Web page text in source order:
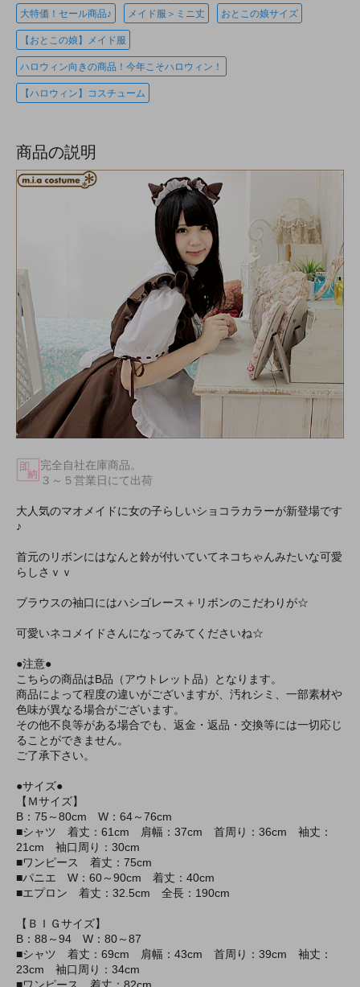
大特価！セール商品♪ メイド服＞ミニ丈 おとこの娘サイズ
【おとこの娘】メイド服
ハロウィン向きの商品！今年こそハロウィン！
【ハロウィン】コスチューム
商品の説明
完全自社在庫商品。
３～５営業日にて出荷
大人気のマオメイドに女の子らしいショコラカラーが新登場です
♪
首元のリボンにはなんと鈴が付いていてネコちゃんみたいな可愛
らしさｖｖ
ブラウスの袖口にはハシゴレース＋リボンのこだわりが☆
可愛いネコメイドさんになってみてくださいね☆
●注意●
こちらの商品はB品（アウトレット品）となります。
商品によって程度の違いがございますが、汚れシミ、一部素材や
色味が異なる場合がございます。
その他不良等がある場合でも、返金・返品・交換等には一切応じ
ることができません。
ご了承下さい。
●サイズ●
【Ｍサイズ】
B：75～80cm W：64～76cm
■シャツ 着丈：61cm 肩幅：37cm 首周り：36cm 袖丈：
21cm 袖口周り：30cm
■ワンピース 着丈：75cm
■パニエ W：60～90cm 着丈：40cm
■エプロン 着丈：32.5cm 全長：190cm
【ＢＩＧサイズ】
B：88～94 W：80～87
■シャツ 着丈：69cm 肩幅：43cm 首周り：39cm 袖丈：
23cm 袖口周り：34cm